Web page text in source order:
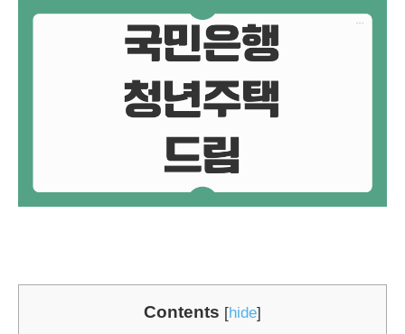
Contents [hide]